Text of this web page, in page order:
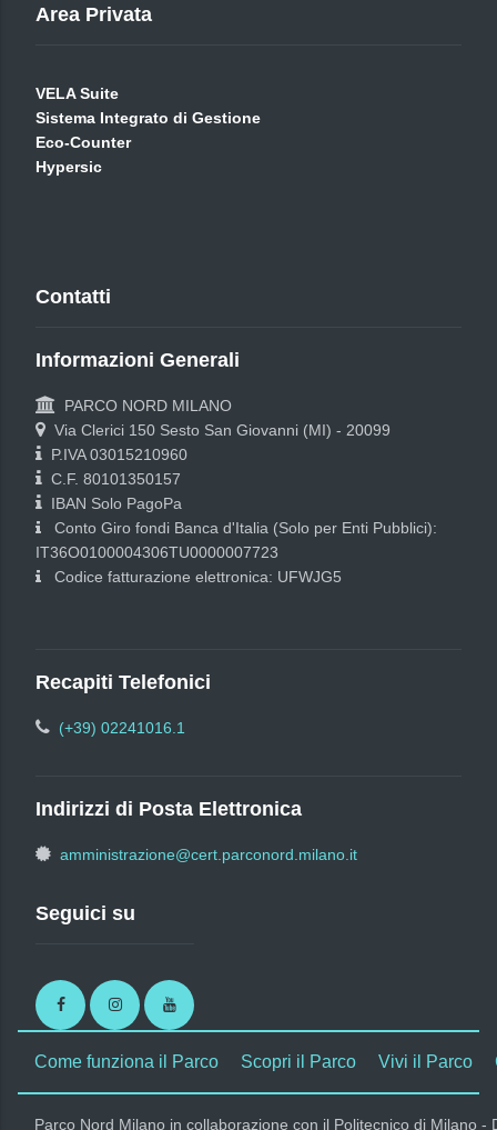
Area Privata
VELA Suite
Sistema Integrato di Gestione
Eco-Counter
Hypersic
Contatti
Informazioni Generali
PARCO NORD MILANO
Via Clerici 150 Sesto San Giovanni (MI) - 20099
P.IVA 03015210960
C.F. 80101350157
IBAN Solo PagoPa
Conto Giro fondi Banca d'Italia (Solo per Enti Pubblici):
IT36O0100004306TU0000007723
Codice fatturazione elettronica: UFWJG5
Recapiti Telefonici
(+39) 02241016.1
Indirizzi di Posta Elettronica
amministrazione@cert.parconord.milano.it
Seguici su
FacebookInstagramYoutube
Come funziona il Parco Scopri il Parco Vivi il Parco
Parco Nord Milano in collaborazione con il Politecnico di Milano